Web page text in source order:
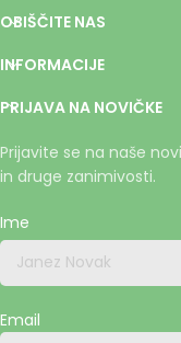
OBIŠČITE NAS
INFORMACIJE
PRIJAVA NA NOVIČKE
Prijavite se na naše
in druge zanimivosti.
Ime
Email